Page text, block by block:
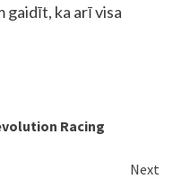
gaidīt, ka arī visa
Racing
Next